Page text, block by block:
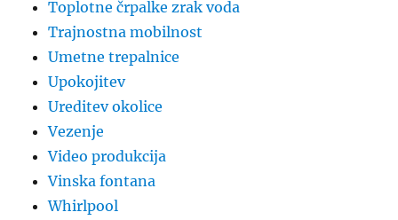
Toplotne črpalke zrak voda
Trajnostna mobilnost
Umetne trepalnice
Upokojitev
Ureditev okolice
Vezenje
Video produkcija
Vinska fontana
Whirlpool